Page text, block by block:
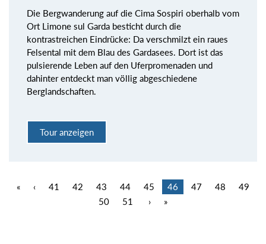
Die Bergwanderung auf die Cima Sospiri oberhalb vom
Ort Limone sul Garda besticht durch die
kontrastreichen Eindrücke: Da verschmilzt ein raues
Felsental mit dem Blau des Gardasees. Dort ist das
pulsierende Leben auf den Uferpromenaden und
dahinter entdeckt man völlig abgeschiedene
Berglandschaften.
Tour anzeigen
« ‹ 41 42 43 44 45 46 47 48
49
50
51 › »